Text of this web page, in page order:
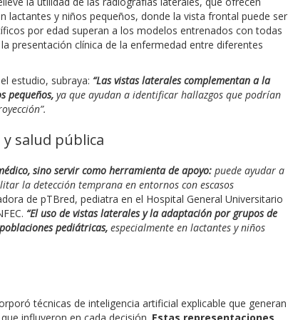
y niños pequeños, donde la vista frontal puede ser
por edad superan a los modelos entrenados con todas
presentación clínica de la enfermedad entre diferentes
estudio, subraya: “Las vistas laterales complementan a la
pequeños, ya que ayudan a identificar hallazgos que podrían
salud pública
sino servir como herramienta de apoyo: puede ayudar a
la detección temprana en entornos con escasos
de pTBred, pediatra en el Hospital General Universitario
“El uso de vistas laterales y la adaptación por grupos de
pediátricas, especialmente en lactantes y niños
técnicas de inteligencia artificial explicable que generan
influyeron en cada decisión. Estas representaciones